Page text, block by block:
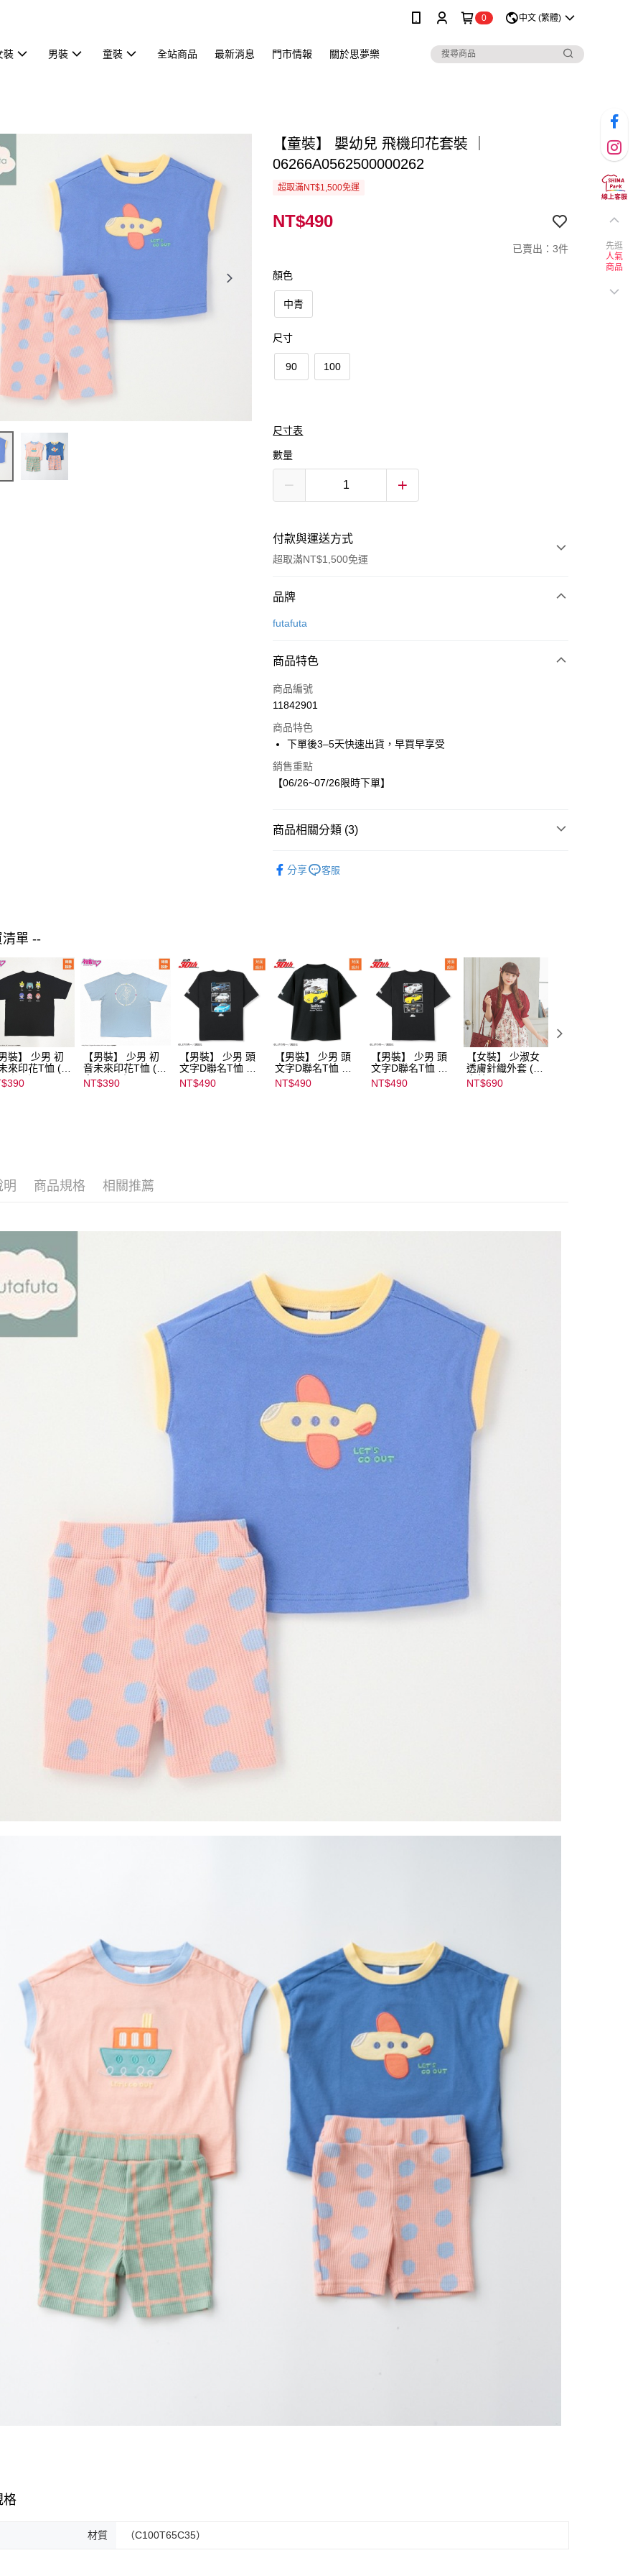
0 中文 (繁體)
裝 男裝 童裝 全站商品 最新消息 門市情報 關於思夢樂
【童裝】 嬰幼兒 飛機印花套裝 ｜
06266A0562500000262
超取滿NT$1,500免運
NT$490
已賣出：3件
顏色
中青
尺寸
90 100
尺寸表
數量
付款與運送方式
超取滿NT$1,500免運
付款方式
信用卡一次付款
街口支付
悠遊付
每筆NT$80，滿NT$1,500(含以上)免運費
每筆NT$80，滿NT$1,500(含以上)免運費
品牌
futafuta
商品特色
商品編號
11842901
商品特色
下單後3–5天快速出貨，早買早享受
銷售重點
【06/26~07/26限時下單】
商品相關分類 (3)
分享 客服
單 --
裝】 少男 初
來印花T恤 (初
ク) ｜
【男裝】 少男 初
音未來印花T恤 (初
音ミク) ｜
08022B01232000
NT$390
【男裝】 少男 頭
文字D聯名T恤 ｜
07102B01232000
15439
NT$490
【男裝】 少男 頭
文字D聯名T恤 ｜
07102B01232000
15434
NT$490
【男裝】 少男 頭
文字D聯名T恤 ｜
07102B01232000
15437
NT$490
【女裝】 少淑女
透膚針織外套 (青
木美沙子m♡petit
by misako)｜
NT$690
明 商品規格 相關推薦
格
材質 （C100T65C35）
先逛
人氣
商品